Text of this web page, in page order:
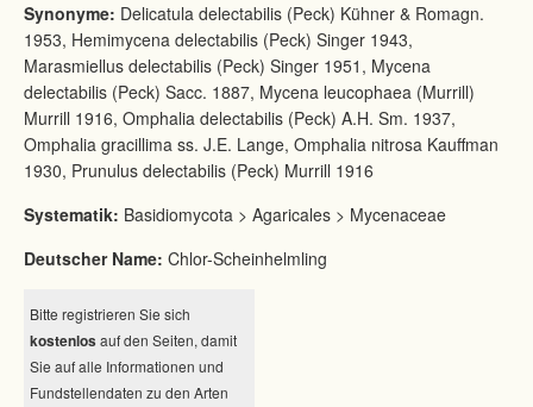
Synonyme: Delicatula delectabilis (Peck) Kühner & Romagn.
1953, Hemimycena delectabilis (Peck) Singer 1943,
Marasmiellus delectabilis (Peck) Singer 1951, Mycena
delectabilis (Peck) Sacc. 1887, Mycena leucophaea (Murrill)
Murrill 1916, Omphalia delectabilis (Peck) A.H. Sm. 1937,
Omphalia gracillima ss. J.E. Lange, Omphalia nitrosa Kauffman
1930, Prunulus delectabilis (Peck) Murrill 1916
Systematik: Basidiomycota > Agaricales > Mycenaceae
Deutscher Name: Chlor-Scheinhelmling
Bitte registrieren Sie sich
kostenlos auf den Seiten, damit
Sie auf alle Informationen und
Fundstellendaten zu den Arten